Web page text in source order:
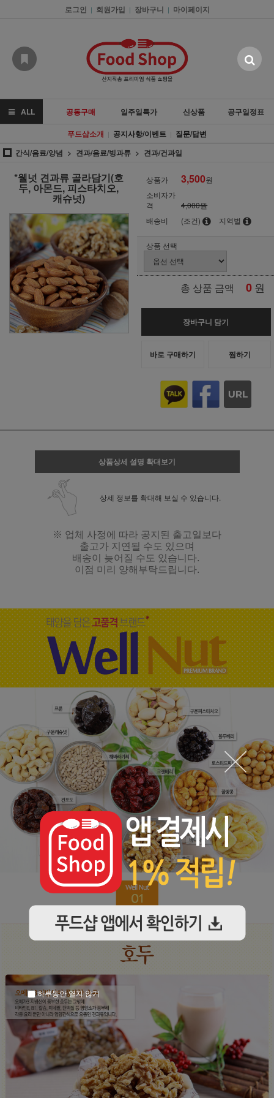
로그인 | 회원가입 | 장바구니 | 마이페이지
ALL 공동구매 일주일특가 신상품
공구일정표
푸드샵소개 | 공지사항/이벤트 | 질문/답변
간식/음료/양념
견과/음료/빙과류 견과/건과일
*웰넛 견과류 골라담기(호
두, 아몬드, 피스타치오,
캐슈넛)
상품가 3,500원
소비자가
격
4,000원
배송비
(조건) 지역별
상품 선택
총 상품 금액 0 원
장바구니 담기
바로 구매하기 찜하기
상품상세 설명 확대보기
상세 정보를 확대해 보실 수 있습니다.
※ 업체 사정에 따라 공지된 출고일보다
출고가 지연될 수도 있으며
배송이 늦어질 수도 있습니다.
이점 미리 양해부탁드립니다.
하루동안 열지 않기